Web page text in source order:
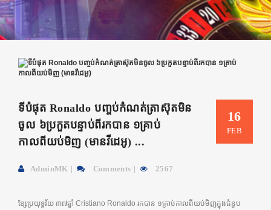
16
FEB
ទីបំផុត Ronaldo បញ្ចប់កំណត់ត្រាស៊ុតមិន
ចូល ៦ប្រកួតបន្ទាប់ពីរកបាន ១គ្រាប់
កាលពីយប់មិញ (មានវីដេអូ) ...
AdminMK Comments 2567
ខ្សែប្រយុទ្ធវ័យ ៣៧ឆ្នាំ Cristiano Ronaldo រកបាន ១គ្រាប់កាលពីយប់មិញ​ក្នុងជំនួប